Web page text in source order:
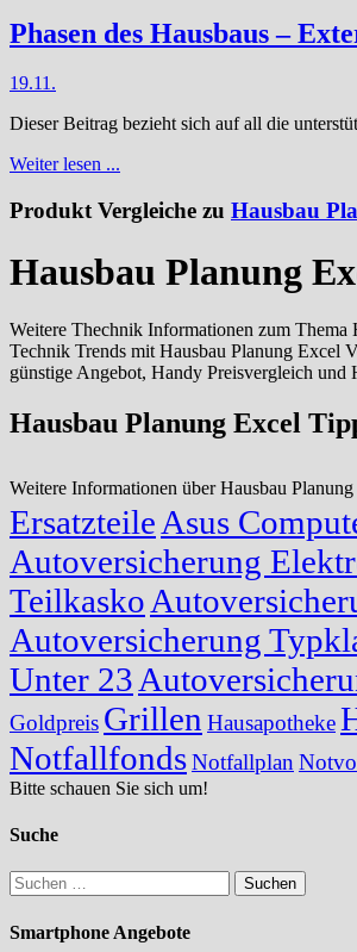
Phasen des Hausbaus –
19.11.
Dieser Beitrag bezieht sich auf all die
Weiter lesen ...
Produkt Vergleiche zu Hausbau
Hausbau Planung
Weitere Thechnik Informationen zum Thema
Technik Trends mit Hausbau Planung Excel
günstige Angebot, Handy Preisvergleich
Hausbau Planung Excel
Weitere Informationen über Hausbau
Ersatzteile Asus
Autoversicherung
Teilkasko
Autoversicherung
Unter 23
Goldpreis Grillen Hausapotheke
NotfallfondsNotfallplan
Bitte schauen Sie sich um!
Suche
Suchen
nach:
Smartphone Angebote